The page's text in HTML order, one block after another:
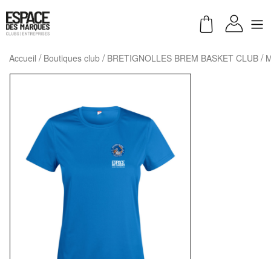
Accueil Boutiques club BRETIGNOLLES BREM BASKET CLUB